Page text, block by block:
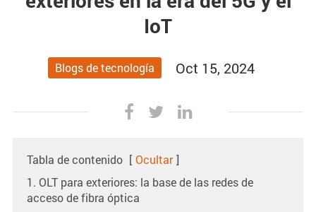
IoT
Blogs de tecnología Oct 15, 2024
Tabla de contenido [ Ocultar ]
1. OLT para exteriores: la base de las redes de
acceso de fibra óptica